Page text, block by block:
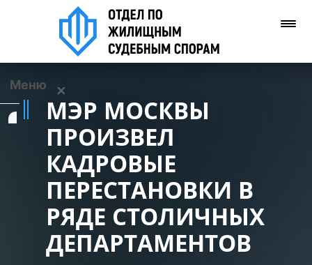
Меню ✕
Задать вопрос
(WhatsApp)
МЭР МОСКВЫ
ПРОИЗВЕЛ
КАДРОВЫЕ
ПЕРЕСТАНОВКИ В
РЯДЕ СТОЛИЧНЫХ
ДЕПАРТАМЕНТОВ